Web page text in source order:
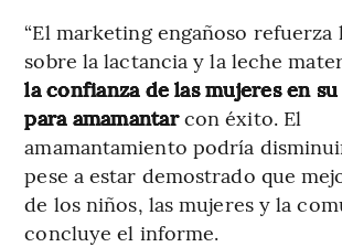
“El marketing engañoso refuerza
sobre la lactancia y la leche
la confianza de las mujeres en
para amamantarcon éxito. El
amamantamiento podría
pese a estar demostrado que
de los niños, las mujeres y la
concluye el informe.